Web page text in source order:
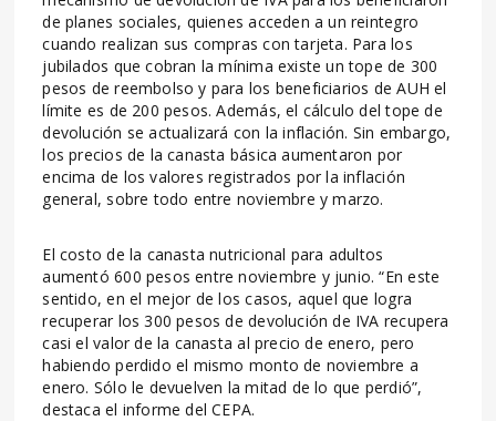
de planes sociales, quienes acceden a un reintegro
cuando realizan sus compras con tarjeta. Para los
jubilados que cobran la mínima existe un tope de 300
pesos de reembolso y para los beneficiarios de AUH el
límite es de 200 pesos. Además, el cálculo del tope de
devolución se actualizará con la inflación. Sin embargo,
los precios de la canasta básica aumentaron por
encima de los valores registrados por la inflación
general, sobre todo entre noviembre y marzo.
El costo de la canasta nutricional para adultos
aumentó 600 pesos entre noviembre y junio. “En este
sentido, en el mejor de los casos, aquel que logra
recuperar los 300 pesos de devolución de IVA recupera
casi el valor de la canasta al precio de enero, pero
habiendo perdido el mismo monto de noviembre a
enero. Sólo le devuelven la mitad de lo que perdió”,
destaca el informe del CEPA.